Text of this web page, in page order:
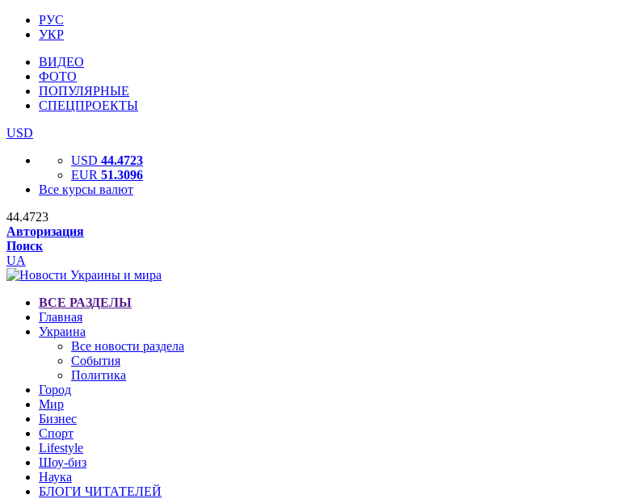
РУС
УКР
ВИДЕО
ФОТО
ПОПУЛЯРНЫЕ
СПЕЦПРОЕКТЫ
USD
USD 44.4723
EUR 51.3096
Все курсы валют
44.4723
Авторизация
Поиск
UA
ВСЕ РАЗДЕЛЫ
Главная
Украина
Все новости раздела
События
Политика
Город
Мир
Бизнес
Спорт
Lifestyle
Шоу-биз
Наука
БЛОГИ ЧИТАТЕЛЕЙ